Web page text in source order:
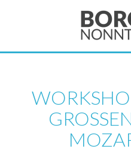
GROSSEN